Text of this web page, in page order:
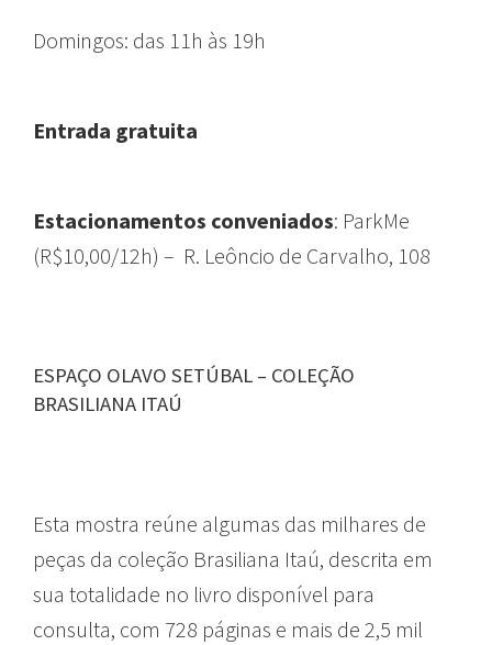
Domingos: das 11h às 19h
Entrada gratuita
Estacionamentos conveniados: ParkMe
(R$10,00/12h) – R. Leôncio de Carvalho, 108
ESPAÇO OLAVO SETÚBAL – COLEÇÃO
BRASILIANA ITAÚ
Esta mostra reúne algumas das milhares de
peças da coleção Brasiliana Itaú, descrita em
sua totalidade no livro disponível para
consulta, com 728 páginas e mais de 2,5 mil